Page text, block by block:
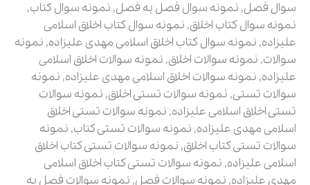
سوال فصل, نمونه سوال فصل به فصل, نمونه سوال کتاب,
نمونه سوال کتاب اخلاق, نمونه سوال کتاب اخلاق اسلامی
علیزاده, نمونه سوال کتاب اخلاق اسلامی مهدی علیزاده, نمونه
سوالات, نمونه سوالات اخلاق, نمونه سوالات اخلاق اسلامی
علیزاده, نمونه سوالات اخلاق اسلامی مهدی علیزاده, نمونه
سوالات تستی, نمونه سوالات تستی اخلاق, نمونه سوالات
تستی اخلاق اسلامی علیزاده, نمونه سوالات تستی اخلاق
اسلامی مهدی علیزاده, نمونه سوالات تستی کتاب, نمونه
سوالات تستی کتاب اخلاق, نمونه سوالات تستی کتاب اخلاق
اسلامی علیزاده, نمونه سوالات تستی کتاب اخلاق اسلامی
مهدی علیزاده, نمونه سوالات فصل, نمونه سوالات فصل به